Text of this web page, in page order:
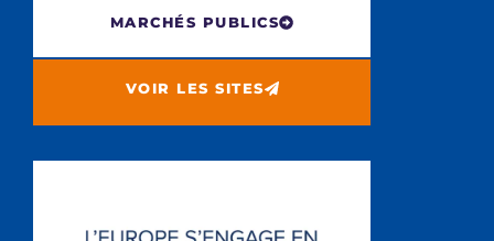
MARCHÉS PUBLICS
VOIR LES SITES